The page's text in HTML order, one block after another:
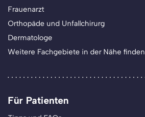
Frauenarzt
Orthopäde und Unfallchirurg
Dermatologe
Weitere Fachgebiete in der Nähe finden
Für Patienten